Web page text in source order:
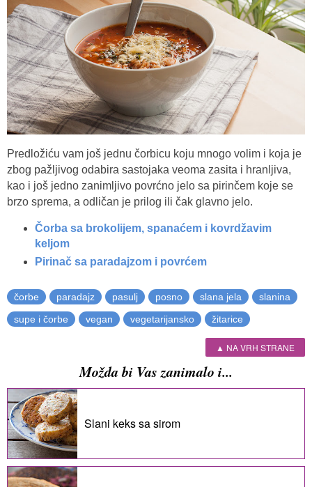
Predložiću vam još jednu čorbicu koju mnogo volim i koja je
zbog pažljivog odabira sastojaka veoma zasita i hranljiva,
kao i još jedno zanimljivo povrćno jelo sa pirinčem koje se
brzo sprema, a odličan je prilog ili čak glavno jelo.
Čorba sa brokolijem, spanaćem i kovrdžavim
keljom
Pirinač sa paradajzom i povrćem
čorbe paradajz pasulj posno slana jela
slanina
supe i čorbe
vegan vegetarijansko žitarice
▲ NA VRH STRANE
Možda bi Vas zanimalo i...
Slani keks sa sirom